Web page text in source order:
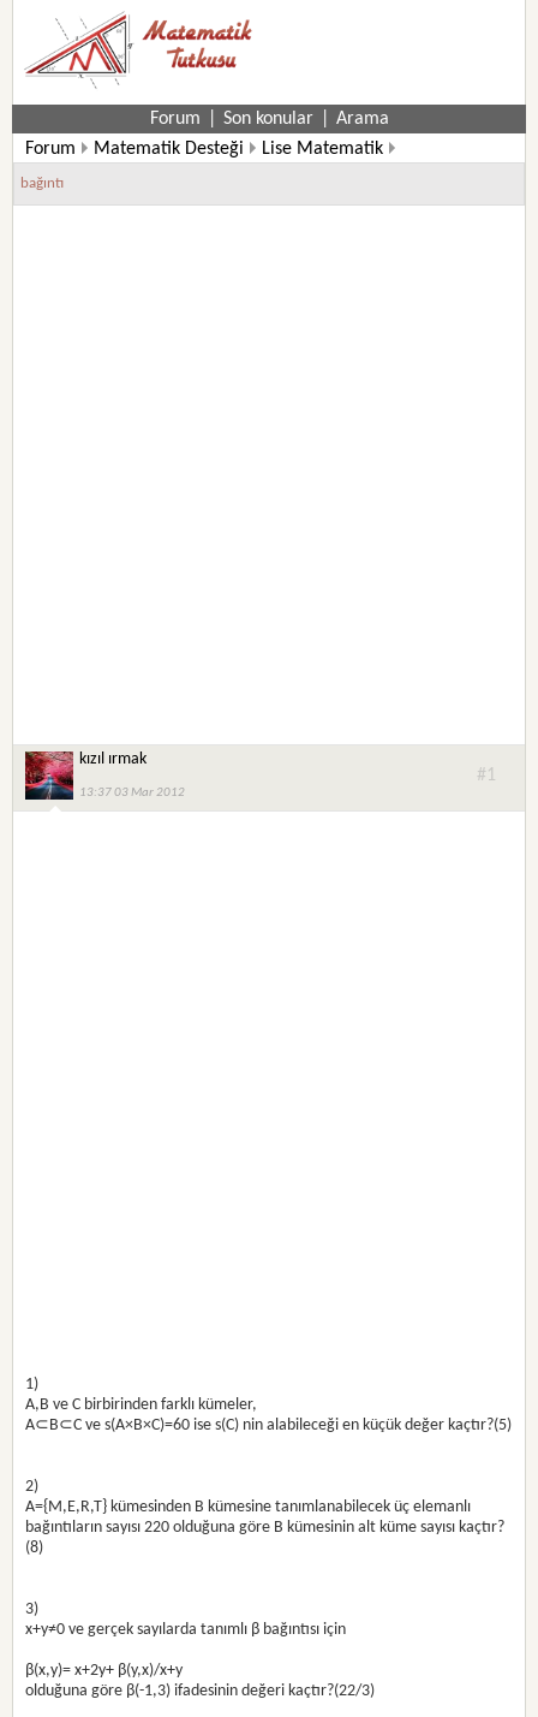
Forum Son konular
Arama
Forum
Matematik Desteği
Lise Matematik
9. Sınıf Matematik Soruları
bağıntı
kızıl ırmak
13:37 03 Mar 2012
#1
1)
A,B ve C birbirinden farklı kümeler,
A⊂B⊂C ve s(A×B×C)=60 ise s(C) nin alabileceği en küçük değer kaçtır?(5)
2)
A={M,E,R,T} kümesinden B kümesine tanımlanabilecek üç elemanlı
bağıntıların sayısı 220 olduğuna göre B kümesinin alt küme sayısı kaçtır?
(8)
3)
x+y≠0 ve gerçek sayılarda tanımlı β bağıntısı için
β(x,y)= x+2y+ β(y,x)/x+y
olduğuna göre β(-1,3) ifadesinin değeri kaçtır?(22/3)